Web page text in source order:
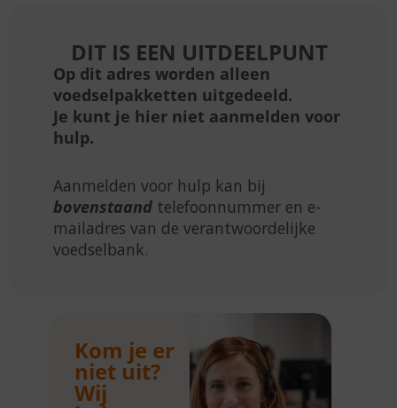
DIT IS EEN UITDEELPUNT
Op dit adres worden alleen
voedselpakketten uitgedeeld.
Je kunt je hier niet aanmelden voor
hulp.
Aanmelden voor hulp kan bij
bovenstaand telefoonnummer en e-
mailadres van de verantwoordelijke
voedselbank.
Kom je er
niet uit?
Wij